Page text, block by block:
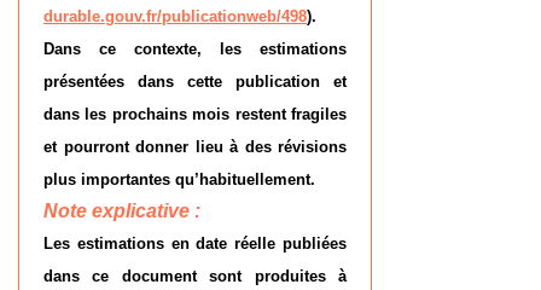
durable.gouv.fr/publicationweb/498).
Dans ce contexte, les estimations
présentées dans cette publication et
dans les prochains mois restent fragiles
et pourront donner lieu à des révisions
plus importantes qu’habituellement.
Note explicative :
Les estimations en date réelle publiées
dans ce document sont produites à